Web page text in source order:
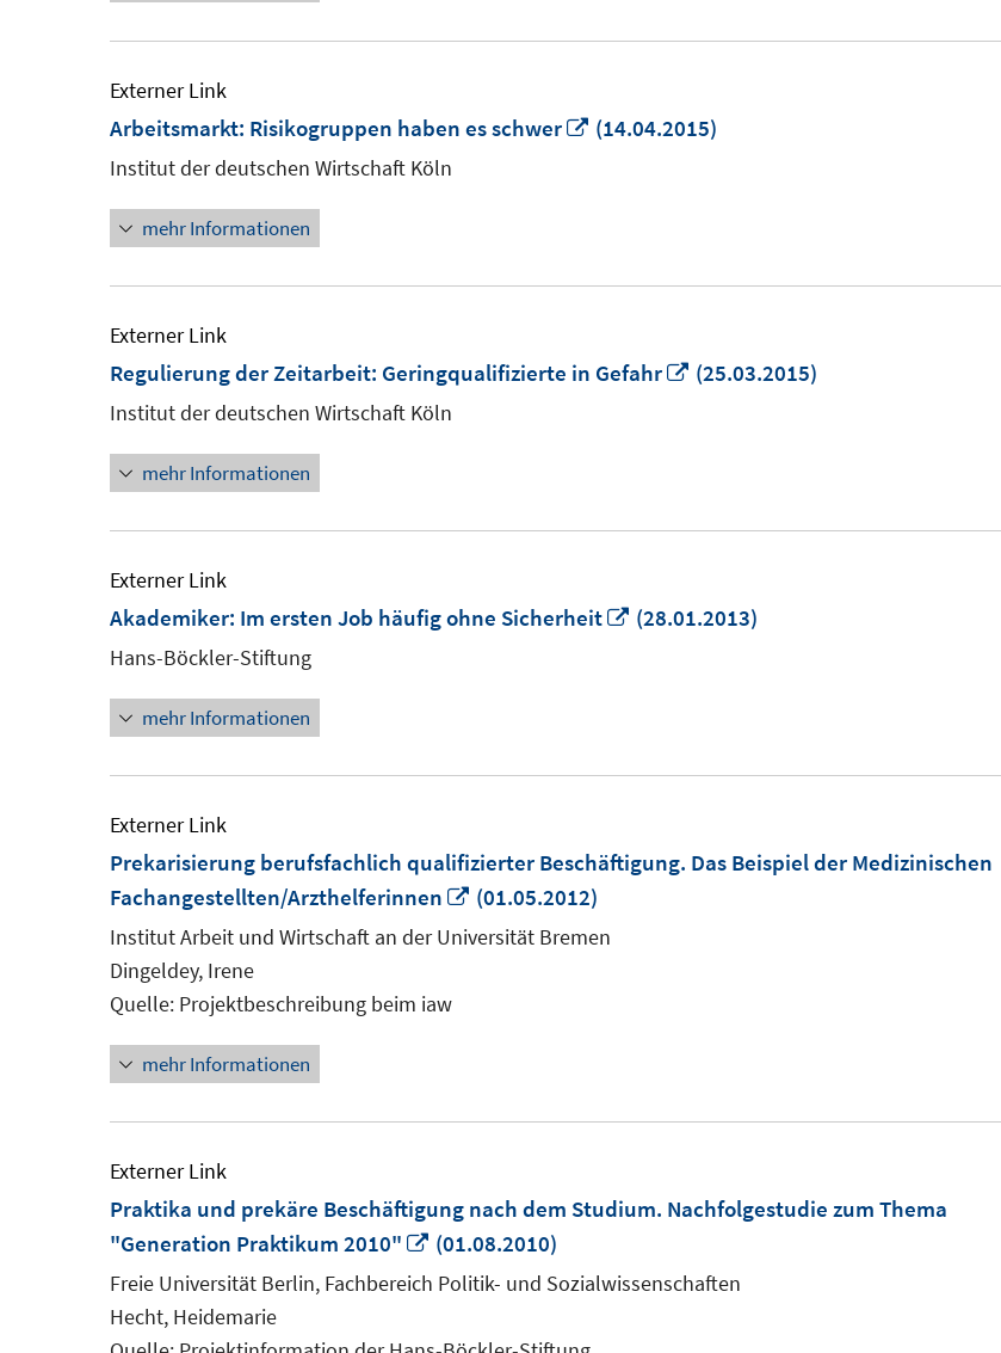
Externer Link
Arbeitsmarkt: Risikogruppen haben es schwer
In
(14.04.2015)
Institut der deutschen Wirtschaft Köln
mehr Informationen
Externer Link
Regulierung der Zeitarbeit: Geringqualifizierte in Gefahr
In
(25.03.2015)
Institut der deutschen Wirtschaft Köln
mehr Informationen
Externer Link
Akademiker: Im ersten Job häufig ohne Sicherheit
In
(28.01.2013)
Hans-Böckler-Stiftung
mehr Informationen
Externer Link
Prekarisierung berufsfachlich qualifizierter Beschäftigung. Das Beispiel der Medizinischen
Fachangestellten/Arzthelferinnen
In
neuem
(01.05.2012)
Institut Arbeit und Wirtschaft an der Universität Bremen
Dingeldey, Irene
Quelle: Projektbeschreibung beim iaw
mehr Informationen
Externer Link
Praktika und prekäre Beschäftigung nach dem Studium. Nachfolgestudie zum Thema
"Generation Praktikum 2010"
In
neuem
öffnen
(01.08.2010)
Freie Universität Berlin, Fachbereich Politik- und Sozialwissenschaften
Hecht, Heidemarie